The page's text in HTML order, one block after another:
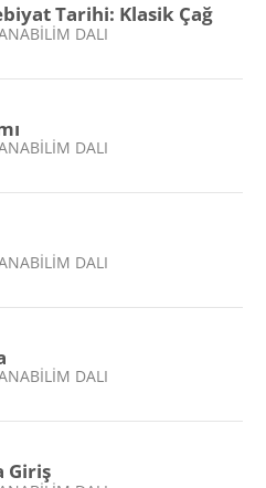
Tarihi: Klasik Çağ
DALI
DALI
DALI
DALI
Giriş